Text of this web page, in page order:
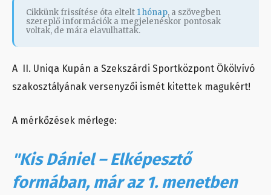
Cikkünk frissítése óta eltelt 1 hónap, a szövegben
szereplő információk a megjelenéskor pontosak
voltak, de mára elavulhattak.
A II. Uniqa Kupán a Szekszárdi Sportközpont Ökölvívó
szakosztályának versenyzői ismét kitettek magukért!
A mérkőzések mérlege:
"Kis Dániel – Elképesztő
formában, már az 1. menetben